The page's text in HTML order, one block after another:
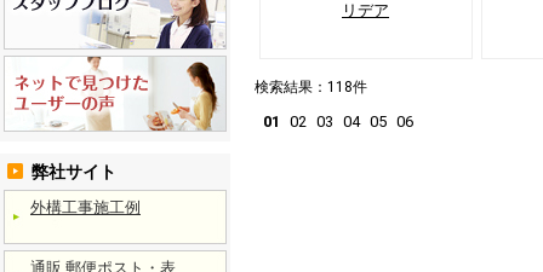
弊社サイト
外構工事施工例
通販 郵便ポスト・表
リデア
検索結果：118件
01 02 03 04 05 06